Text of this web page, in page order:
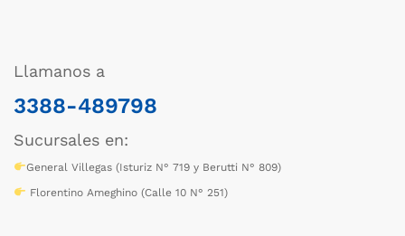
Llamanos a
3388-489798
Sucursales en:
General Villegas (Isturiz N° 719 y Berutti N° 809)
Florentino Ameghino (Calle 10 N° 251)